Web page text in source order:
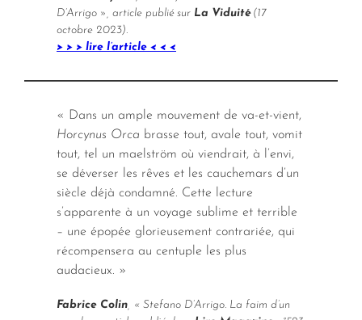
D’Arrigo », article publié sur La Viduité(17
octobre 2023).
> > > lire l’article < < <
« Dans un ample mouvement de va-et-vient,
Horcynus Orca brasse tout, avale tout, vomit
tout, tel un maelström où viendrait, à l’envi,
se déverser les rêves et les cauchemars d’un
siècle déjà condamné. Cette lecture
s’apparente à un voyage sublime et terrible
– une épopée glorieusement contrariée, qui
récompensera au centuple les plus
audacieux. »
Fabrice Colin , « Stefano D’Arrigo. La faim d’un